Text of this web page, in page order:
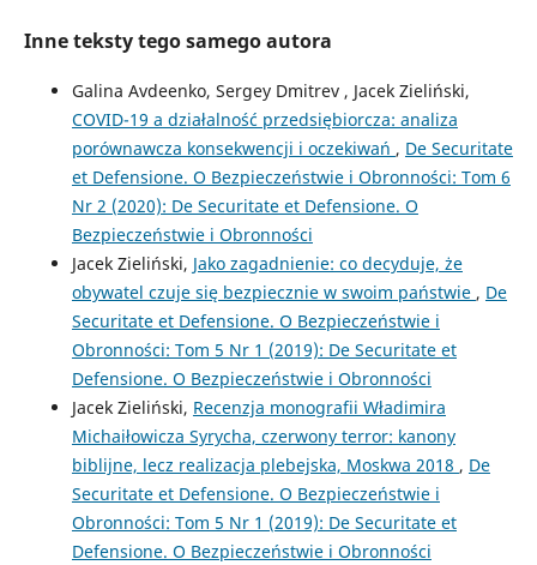
Inne teksty tego samego autora
Galina Avdeenko, Sergey Dmitrev , Jacek Zieliński,
COVID-19 a działalność przedsiębiorcza: analiza
porównawcza konsekwencji i oczekiwań , De Securitate
et Defensione. O Bezpieczeństwie i Obronności: Tom 6
Nr 2 (2020): De Securitate et Defensione. O
Bezpieczeństwie i Obronności
Jacek Zieliński, Jako zagadnienie: co decyduje, że
obywatel czuje się bezpiecznie w swoim państwie , De
Securitate et Defensione. O Bezpieczeństwie i
Obronności: Tom 5 Nr 1 (2019): De Securitate et
Defensione. O Bezpieczeństwie i Obronności
Jacek Zieliński, Recenzja monografii Władimira
Michaiłowicza Syrycha, czerwony terror: kanony
biblijne, lecz realizacja plebejska, Moskwa 2018 , De
Securitate et Defensione. O Bezpieczeństwie i
Obronności: Tom 5 Nr 1 (2019): De Securitate et
Defensione. O Bezpieczeństwie i Obronności